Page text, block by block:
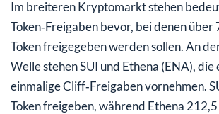
Im breiteren Kryptomarkt stehen
Token‑Freigaben bevor, bei denen über
Token freigegeben werden sollen. An
Welle stehen SUI und Ethena (ENA),
einmalige Cliff‑Freigaben vornehmen.
Token freigeben, während Ethena 212,5